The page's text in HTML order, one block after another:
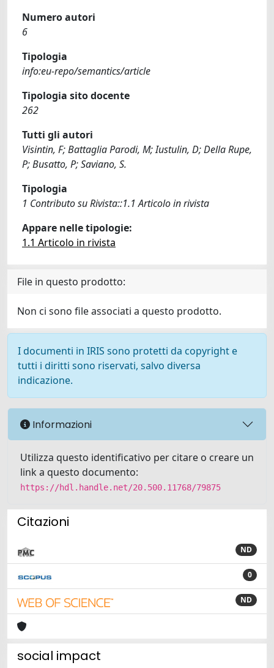
Numero autori
6
Tipologia
info:eu-repo/semantics/article
Tipologia sito docente
262
Tutti gli autori
Visintin, F; Battaglia Parodi, M; Iustulin, D; Della Rupe,
P; Busatto, P; Saviano, S.
Tipologia
1 Contributo su Rivista::1.1 Articolo in rivista
Appare nelle tipologie:
1.1 Articolo in rivista
File in questo prodotto:
Non ci sono file associati a questo prodotto.
I documenti in IRIS sono protetti da copyright e
tutti i diritti sono riservati, salvo diversa
indicazione.
Informazioni
Utilizza questo identificativo per citare o creare un
link a questo documento:
https://hdl.handle.net/20.500.11768/79875
Citazioni
ND
0
ND
social impact